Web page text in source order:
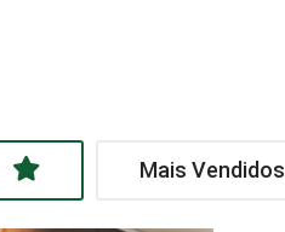
Mais Vendidos